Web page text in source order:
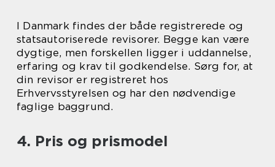
I Danmark findes der både registrerede og
statsautoriserede revisorer. Begge kan være
dygtige, men forskellen ligger i uddannelse,
erfaring og krav til godkendelse. Sørg for, at
din revisor er registreret hos
Erhvervsstyrelsen og har den nødvendige
faglige baggrund.
4. Pris og prismodel